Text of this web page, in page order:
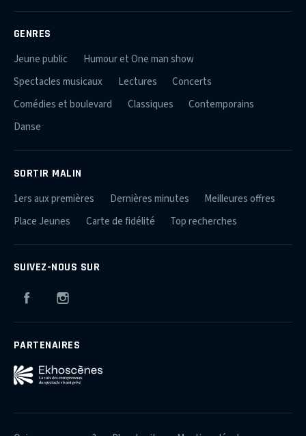
GENRES
Jeune public
Humour et One man show
Spectacles musicaux
Lectures
Concerts
Comédies et boulevard
Classiques
Contemporains
Danse
SORTIR MALIN
1ers aux premières Dernières minutes
Meilleures offres
Place Jeunes
Carte de fidélité Top recherches
SUIVEZ-NOUS SUR
Facebook
PARTENAIRES